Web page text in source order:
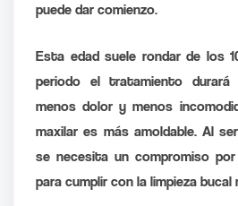
puede dar comienzo.
Esta edad suele rondar de los
periodo el tratamiento durará
menos dolor y menos
maxilar es más amoldable. Al
se necesita un compromiso
para cumplir con la limpieza bucal